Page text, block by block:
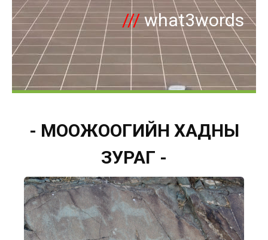
///what3words
- МООЖООГИЙН ХАДНЫ
ЗУРАГ -